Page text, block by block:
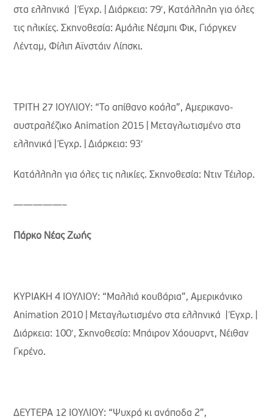
στα ελληνικά | Έγχρ. | Διάρκεια: 79′, Κατάλληλη για όλες
τις ηλικίες. Σκηνοθεσία: Αμάλιε Νέσμπι Φικ, Γιόργκεν
Λένταμ, Φίλιπ Αϊνστάιν Λίπσκι.
ΤΡΙΤΗ 27 ΙΟΥΛΙΟΥ: “Το απίθανο κοάλα”, Αμερικανο-
αυστραλέζικο Animation 2015 | Μεταγλωτισμένο στα
ελληνικά | Έγχρ. | Διάρκεια: 93′
Κατάλληλη για όλες τις ηλικίες. Σκηνοθεσία: Ντιν Τέιλορ.
—————–
Πάρκο Νέας Ζωής
ΚΥΡΙΑΚΗ 4 ΙΟΥΛΙΟΥ: “Μαλλιά κουβάρια”, Aμερικάνικο
Animation 2010 | Μεταγλωτισμένο στα ελληνικά | Έγχρ. |
Διάρκεια: 100′, Σκηνοθεσία: Μπάιρον Χάουαρντ, Νέιθαν
Γκρένο.
ΔΕΥΤΕΡΑ 12 ΙΟΥΛΙΟΥ: “Ψυχρά κι ανάποδα 2”,